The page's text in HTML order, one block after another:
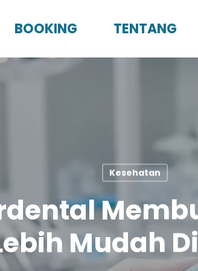
BOOKING TENTANG
Kesehatan
Mudah